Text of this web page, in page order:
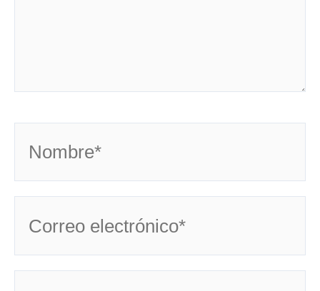
electrónico*